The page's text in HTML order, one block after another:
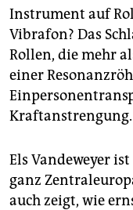
Instrument auf
Vibrafon? Das
Rollen, die mehr
einer
Kraftanstrengung.
Els Vandeweyer
ganz
auch zeigt, wie